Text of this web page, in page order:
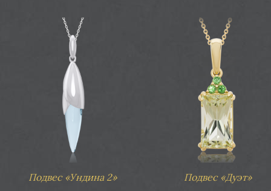
Подвес «Ундина 2» Подвес «Дуэт»